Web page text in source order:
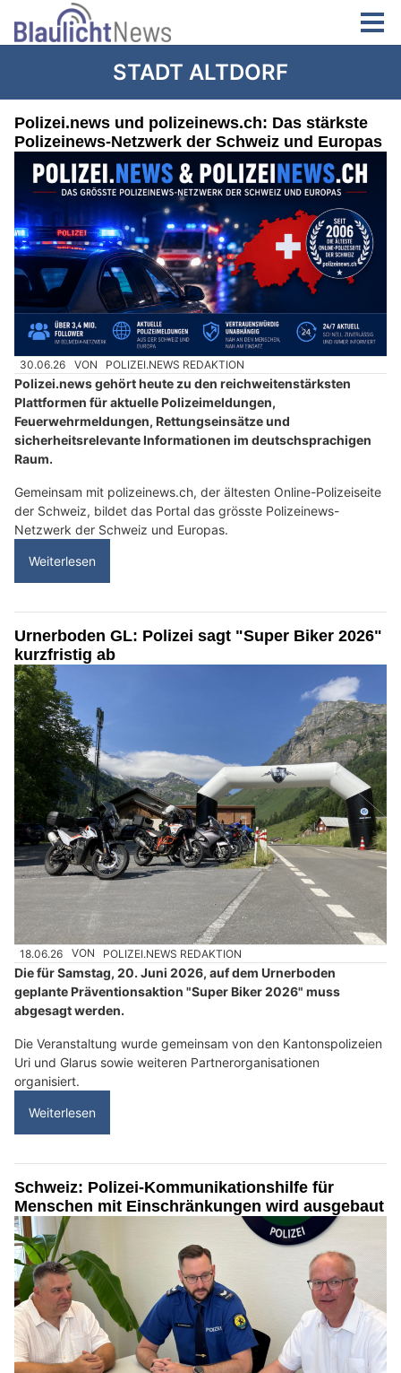
STADT ALTDORF
Polizei.news und polizeinews.ch: Das stärkste
Polizeinews-Netzwerk der Schweiz und Europas
30.06.26 VON POLIZEI.NEWS REDAKTION
Polizei.news gehört heute zu den reichweitenstärksten
Plattformen für aktuelle Polizeimeldungen,
Feuerwehrmeldungen, Rettungseinsätze und
sicherheitsrelevante Informationen im deutschsprachigen
Raum.
Gemeinsam mit polizeinews.ch, der ältesten Online-Polizeiseite
der Schweiz, bildet das Portal das grösste Polizeinews-
Netzwerk der Schweiz und Europas.
Weiterlesen
Urnerboden GL: Polizei sagt "Super Biker 2026"
kurzfristig ab
18.06.26 VON POLIZEI.NEWS REDAKTION
Die für Samstag, 20. Juni 2026, auf dem Urnerboden
geplante Präventionsaktion "Super Biker 2026" muss
abgesagt werden.
Die Veranstaltung wurde gemeinsam von den Kantonspolizeien
Uri und Glarus sowie weiteren Partnerorganisationen
organisiert.
Weiterlesen
Schweiz: Polizei-Kommunikationshilfe für
Menschen mit Einschränkungen wird ausgebaut